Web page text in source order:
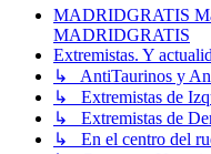
MADRIDGRATIS
MADRIDGRATIS
Extremistas. Y
↳ AntiTaurinos y
↳ Extremistas de
↳ Extremistas de
↳ En el centro del